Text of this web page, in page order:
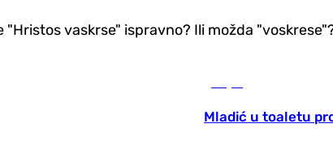
vaskrse" ispravno? Ili možda
Mladić u toaletu